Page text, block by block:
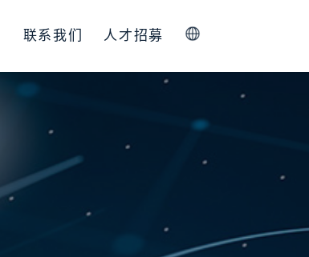
联系我们 人才招募 简体中文